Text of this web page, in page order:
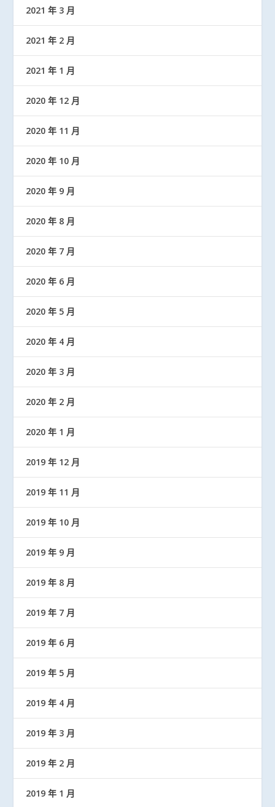
2021 年 3 月
2021 年 2 月
2021 年 1 月
2020 年 12 月
2020 年 11 月
2020 年 10 月
2020 年 9 月
2020 年 8 月
2020 年 7 月
2020 年 6 月
2020 年 5 月
2020 年 4 月
2020 年 3 月
2020 年 2 月
2020 年 1 月
2019 年 12 月
2019 年 11 月
2019 年 10 月
2019 年 9 月
2019 年 8 月
2019 年 7 月
2019 年 6 月
2019 年 5 月
2019 年 4 月
2019 年 3 月
2019 年 2 月
2019 年 1 月